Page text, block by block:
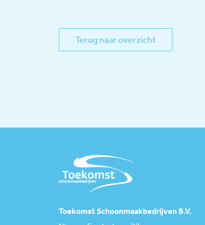
Terug naar overzicht
Toekomst Schoonmaakbedrijven B.V.